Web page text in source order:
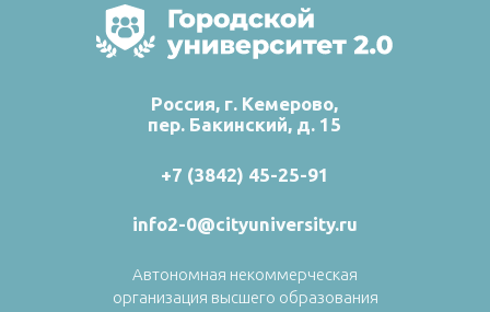
+7 (3842) 45-25-91
Россия, г. Кемерово,
пер. Бакинский, д. 15
info2-0@cityuniversity.ru
Автономная некоммерческая
организация высшего образования